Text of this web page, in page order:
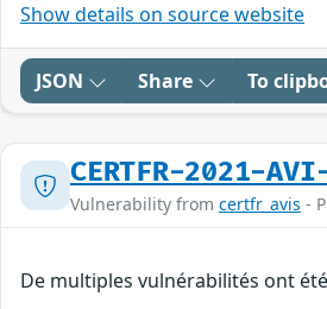
Show details on source website
JSON Share To
CERTFR-2021-
Vulnerability from certfr_avis -
De multiples vulnérabilités ont